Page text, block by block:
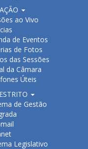
ao Vivo
de Eventos
de Fotos
das Sessões
da Câmara
Úteis
de Gestão
Legislativo